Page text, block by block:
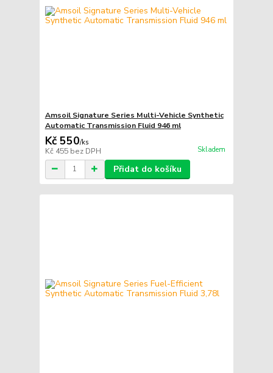
Amsoil Signature Series Multi-Vehicle Synthetic
Automatic Transmission Fluid 946 ml
Kč 550/ks
Kč 455 bez DPH Skladem
Přidat do košíku